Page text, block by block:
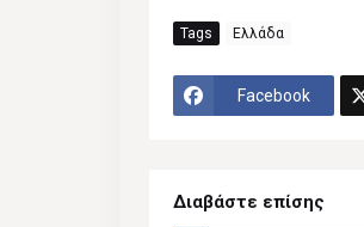
Tags Ελλάδα
Facebook
Διαβάστε επίσης